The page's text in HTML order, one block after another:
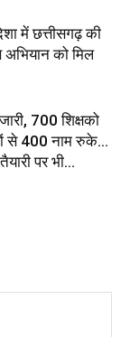
में छत्तीसगढ़ की
अभियान को मिल
700 शिक्षको
से 400 नाम रुके…
पर भी...